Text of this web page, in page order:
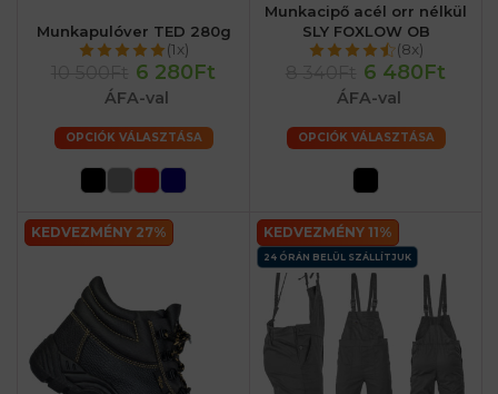
Munkapulóver TED 280g
(1x)
6 280Ft
ÁFA-val
OPCIÓK VÁLASZTÁSA
Munkacipő acél orr nélkül
SLY FOXLOW OB
(8x)
6 480Ft
ÁFA-val
OPCIÓK VÁLASZTÁSA
KEDVEZMÉNY 27% KEDVEZMÉNY 11%
24 ÓRÁN BELÜL SZÁLLÍTJUK